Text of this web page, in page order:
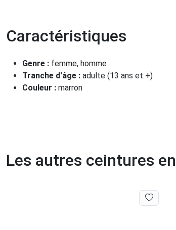
Caractéristiques
Genre : femme, homme
Tranche d'âge : adulte (13 ans et +)
Couleur : marron
Les autres ceintures